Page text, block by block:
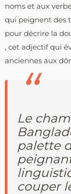
noms et aux
qui peignent des
pour décrire la
, cet adjectif qui
anciennes aux
Le
palette
couper